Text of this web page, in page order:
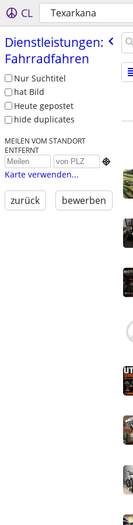
CL Texarkana
Dienstleistungen:
Fahrradfahren
Nur Suchtitel
hat Bild
Heute gepostet
hide duplicates
MEILEN VOM STANDORT
ENTFERNT

Karte verwenden...
zurück bewerben